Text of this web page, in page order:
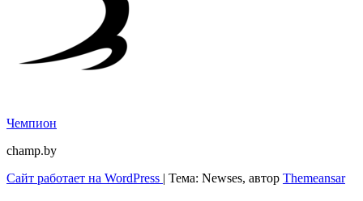
Чемпион
champ.by
Сайт работает на WordPress | Тема: Newses, автор Themeansar